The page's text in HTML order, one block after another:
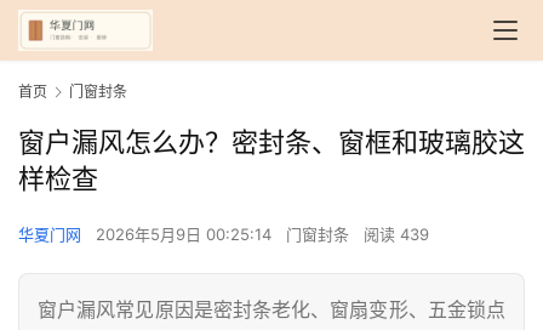
首页 门窗封条
窗户漏风怎么办？密封条、窗框和玻璃胶这
样检查
华夏门网 2026年5月9日 00:25:14 门窗封条 阅读 439
窗户漏风常见原因是密封条老化、窗扇变形、五金锁点